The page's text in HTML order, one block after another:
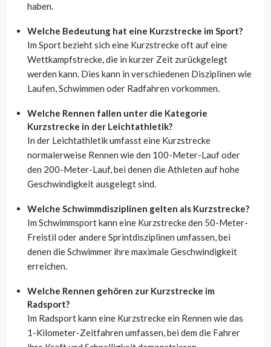
haben.
Welche Bedeutung hat eine Kurzstrecke im Sport?
Im Sport bezieht sich eine Kurzstrecke oft auf eine
Wettkampfstrecke, die in kurzer Zeit zurückgelegt
werden kann. Dies kann in verschiedenen Disziplinen wie
Laufen, Schwimmen oder Radfahren vorkommen.
Welche Rennen fallen unter die Kategorie
Kurzstrecke in der Leichtathletik?
In der Leichtathletik umfasst eine Kurzstrecke
normalerweise Rennen wie den 100-Meter-Lauf oder
den 200-Meter-Lauf, bei denen die Athleten auf hohe
Geschwindigkeit ausgelegt sind.
Welche Schwimmdisziplinen gelten als Kurzstrecke?
Im Schwimmsport kann eine Kurzstrecke den 50-Meter-
Freistil oder andere Sprintdisziplinen umfassen, bei
denen die Schwimmer ihre maximale Geschwindigkeit
erreichen.
Welche Rennen gehören zur Kurzstrecke im
Radsport?
Im Radsport kann eine Kurzstrecke ein Rennen wie das
1-Kilometer-Zeitfahren umfassen, bei dem die Fahrer